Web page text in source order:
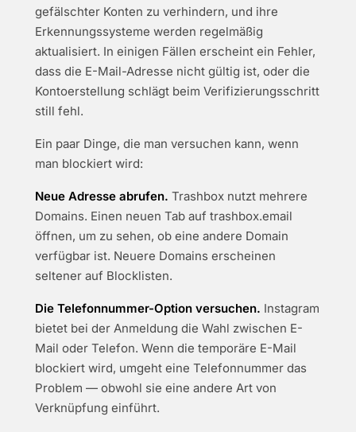
gefälschter Konten zu verhindern, und ihre
Erkennungssysteme werden regelmäßig
aktualisiert. In einigen Fällen erscheint ein Fehler,
dass die E-Mail-Adresse nicht gültig ist, oder die
Kontoerstellung schlägt beim Verifizierungsschritt
still fehl.
Ein paar Dinge, die man versuchen kann, wenn
man blockiert wird:
Neue Adresse abrufen. Trashbox nutzt mehrere
Domains. Einen neuen Tab auf trashbox.email
öffnen, um zu sehen, ob eine andere Domain
verfügbar ist. Neuere Domains erscheinen
seltener auf Blocklisten.
Die Telefonnummer-Option versuchen. Instagram
bietet bei der Anmeldung die Wahl zwischen E-
Mail oder Telefon. Wenn die temporäre E-Mail
blockiert wird, umgeht eine Telefonnummer das
Problem — obwohl sie eine andere Art von
Verknüpfung einführt.